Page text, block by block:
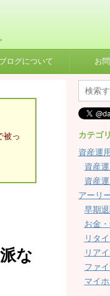
ログについて お
被っ
な
カテゴ
資産運用
資産
資産
アーリ
早期
お金
リタ
リア
ファ
マイ